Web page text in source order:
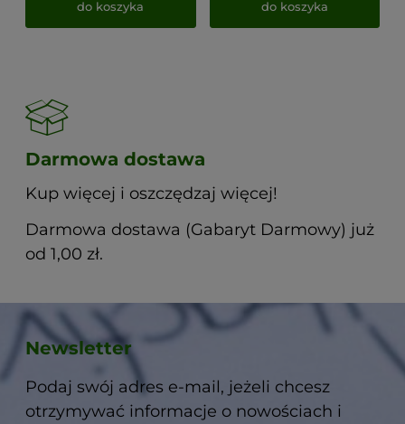
do koszyka do koszyka
Darmowa dostawa
Kup więcej i oszczędzaj więcej!
Darmowa dostawa (Gabaryt Darmowy) już
od 1,00 zł.
Newsletter
Podaj swój adres e-mail, jeżeli chcesz
otrzymywać informacje o nowościach i